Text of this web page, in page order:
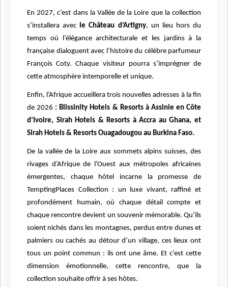
En 2027, c’est dans la Vallée de la Loire que la collection
s’installera avec le Château d’Artigny, un lieu hors du
temps où l’élégance architecturale et les jardins à la
française dialoguent avec l’histoire du célèbre parfumeur
François Coty. Chaque visiteur pourra s’imprégner de
cette atmosphère intemporelle et unique.
Enfin, l’Afrique accueillera trois nouvelles adresses à la fin
de 2026 : Blissinity Hotels & Resorts à Assinie en Côte
d’Ivoire, Sirah Hotels & Resorts à Accra au Ghana, et
Sirah Hotels & Resorts Ouagadougou au Burkina Faso.
De la vallée de la Loire aux sommets alpins suisses, des
rivages d’Afrique de l’Ouest aux métropoles africaines
émergentes, chaque hôtel incarne la promesse de
TemptingPlaces Collection : un luxe vivant, raffiné et
profondément humain, où chaque détail compte et
chaque rencontre devient un souvenir mémorable. Qu’ils
soient nichés dans les montagnes, perdus entre dunes et
palmiers ou cachés au détour d’un village, ces lieux ont
tous un point commun : ils ont une âme. Et c’est cette
dimension émotionnelle, cette rencontre, que la
collection souhaite offrir à ses hôtes.